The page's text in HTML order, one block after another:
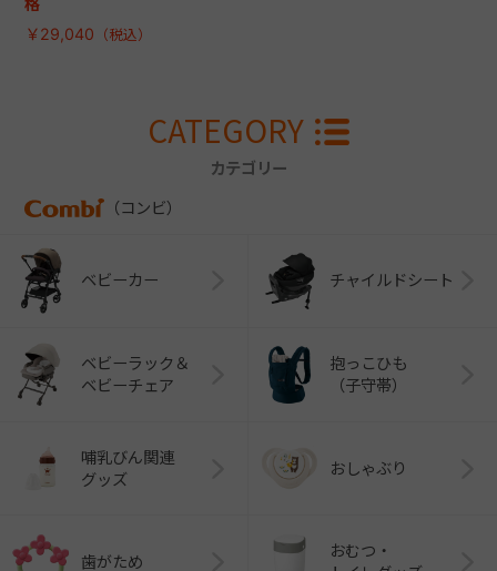
格
￥29,040
CATEGORY
カテゴリー
（コンビ）
ベビーカー チャイルドシート
ベビーラック＆
ベビーチェア
抱っこひも
（子守帯）
哺乳びん関連
グッズ
おしゃぶり
歯がため
おむつ・